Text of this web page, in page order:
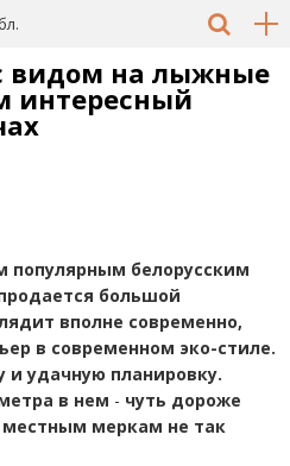
видом на лыжные
интересный
популярным белорусским
большой
вполне современно,
в современном эко-стиле.
и удачную планировку.
в нем - чуть дороже
местным меркам не так